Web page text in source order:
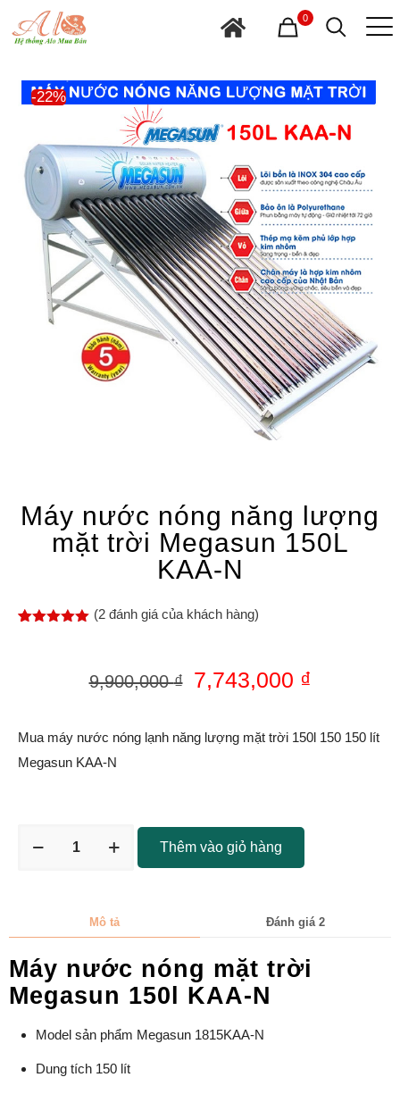
0
-22%
Máy nước nóng năng lượng
mặt trời Megasun 150L
KAA-N
(2 đánh giá của khách hàng)
9,900,000₫ 7,743,000 ₫
Mua máy nước nóng lạnh năng lượng mặt trời 150l 150 150 lít
Megasun KAA-N
Thêm vào giỏ hàng
Mô tả Đánh giá 2
Máy nước nóng mặt trời
Megasun 150l KAA-N
Model sản phẩm Megasun 1815KAA-N
Dung tích 150 lít